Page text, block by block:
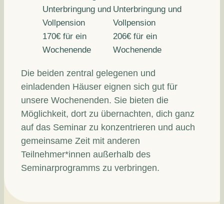
Unterbringung und
Vollpension
170€ für ein
Wochenende
Unterbringung und
Vollpension
206€ für ein
Wochenende
Die beiden zentral gelegenen und
einladenden Häuser eignen sich gut für
unsere Wochenenden. Sie bieten die
Möglichkeit, dort zu übernachten, dich ganz
auf das Seminar zu konzentrieren und auch
gemeinsame Zeit mit anderen
Teilnehmer*innen außerhalb des
Seminarprogramms zu verbringen.